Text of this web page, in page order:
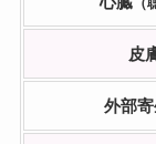
皮
外部